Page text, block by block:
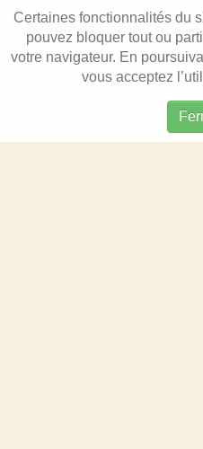
Certaines fonctionnalités du
pouvez bloquer tout ou
votre navigateur. En
vous acceptez